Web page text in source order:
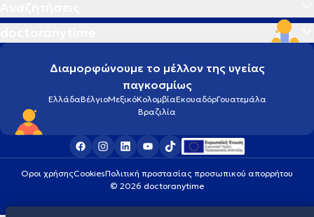
Διαμορφώνουμε το μέλλον της υγείας
παγκοσμίως
ΕλλάδαΒέλγιοΜεξικόΚολομβίαΕκουαδόρΓουατεμάλα
Βραζιλία
Οροι χρήσηςCookiesΠολιτική προστασίας προσωπικού απορρήτου
© 2026 doctoranytime